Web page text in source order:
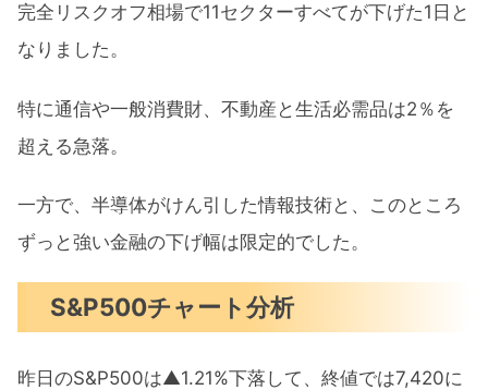
完全リスクオフ相場で11セクターすべてが下げた1日と
なりました。
特に通信や一般消費財、不動産と生活必需品は2％を
超える急落。
一方で、半導体がけん引した情報技術と、このところ
ずっと強い金融の下げ幅は限定的でした。
S&P500チャート分析
昨日のS&P500は▲1.21%下落して、終値では7,420に